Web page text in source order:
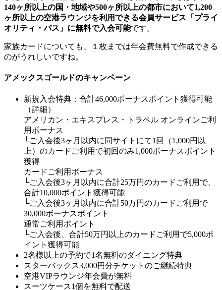
140ヶ所以上の国・地域や500ヶ所以上の都市において1,200
ヶ所以上の空港ラウンジを利用できる会員サービス「プライ
オリティ・パス」に無料で入会可能です。
家族カードについても、１枚までは年会費無料で作成できる
のがうれしいですね。
アメックスゴールドのキャンペーン
新規入会特典：合計46,000ボーナスポイント獲得可能
（詳細）
アメリカン・エキスプレス・トラベル オンラインご利
用ボーナス
└ご入会後3ヶ月以内に同サイトにて1回（1,000円以
上）のカードご利用で初回のみ1,000ボーナスポイント
獲得
カードご利用ボーナス
└ご入会後3ヶ月以内に合計25万円のカードご利用で、
合計10,000ポイント獲得可能
└ご入会後3ヶ月以内に合計50万円のカードご利用で
30,000ボーナスポイント
通常ご利用ポイント
└ご入会後、合計50万円以上のカードご利用で5,000ポ
イント獲得可能
2名様以上の予約で1名無料のダイニング特典
スターバックス3,000円分チケットのご継続特典
空港VIPラウンジ年会費が無料
スーツケース1個を無料で配送